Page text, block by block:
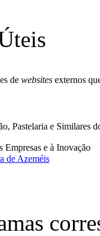
de websites externos
Pastelaria e Similares
Empresas e à Inovação
de Azeméis